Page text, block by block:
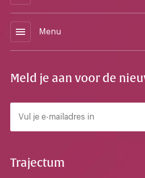
menu Menu
Meld je aan voor de
Trajectum